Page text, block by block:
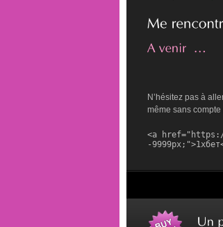
N’hésitez pas à
même sans compte
<a
-